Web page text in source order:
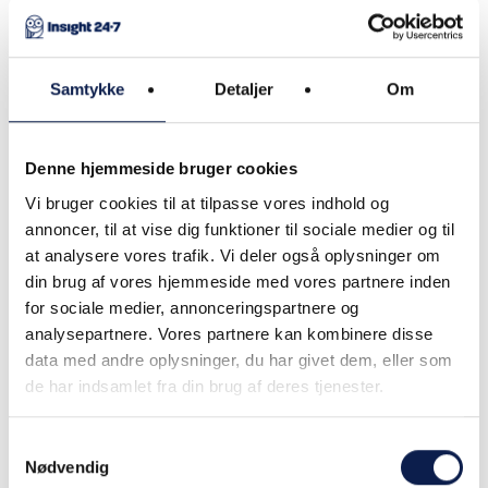
Samtykke Detaljer Om
Denne hjemmeside bruger cookies
Vi bruger cookies til at tilpasse vores indhold og
annoncer, til at vise dig funktioner til sociale medier og til
at analysere vores trafik. Vi deler også oplysninger om
din brug af vores hjemmeside med vores partnere inden
for sociale medier, annonceringspartnere og
analysepartnere. Vores partnere kan kombinere disse
data med andre oplysninger, du har givet dem, eller som
de har indsamlet fra din brug af deres tjenester.
Nødvendig
I dette Insight replay får du et indblik i, hvordan
generativ AI kan revolutionere brugen af dine
ERP-systemer. Vores indlægsholder Torben
de grundlæggende principper omkring
generativ AI og ERP og give en opdateret status
på markedet. Torben Storgaard vil derudover
belyse, hvordan generativ AI kan forbedre
automatiseringen af processer. Til sidst vil han
sætte spot på de udfordringer, som kan opstå
ved integration af generativ AI og ERP og
komme med input til, hvordan du kan håndtere
dem.